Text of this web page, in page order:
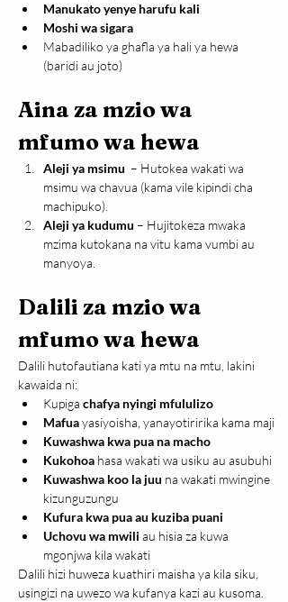
Manukato yenye harufu kali
Moshi wa sigara
Mabadiliko ya ghafla ya hali ya hewa
(baridi au joto)
Aina za mzio wa
mfumo wa hewa
Aleji ya msimu – Hutokea wakati wa
msimu wa chavua (kama vile kipindi cha
machipuko).
Aleji ya kudumu – Hujitokeza mwaka
mzima kutokana na vitu kama vumbi au
manyoya.
Dalili za mzio wa
mfumo wa hewa
Dalili hutofautiana kati ya mtu na mtu, lakini
kawaida ni:
Kupiga chafya nyingi mfululizo
Mafua yasiyoisha, yanayotiririka kama maji
Kuwashwa kwa pua na macho
Kukohoa hasa wakati wa usiku au asubuhi
Kuwashwa koo la juu na wakati mwingine
kizunguzungu
Kufura kwa pua au kuziba puani
Uchovu wa mwili au hisia za kuwa
mgonjwa kila wakati
Dalili hizi huweza kuathiri maisha ya kila siku,
usingizi na uwezo wa kufanya kazi au kusoma.